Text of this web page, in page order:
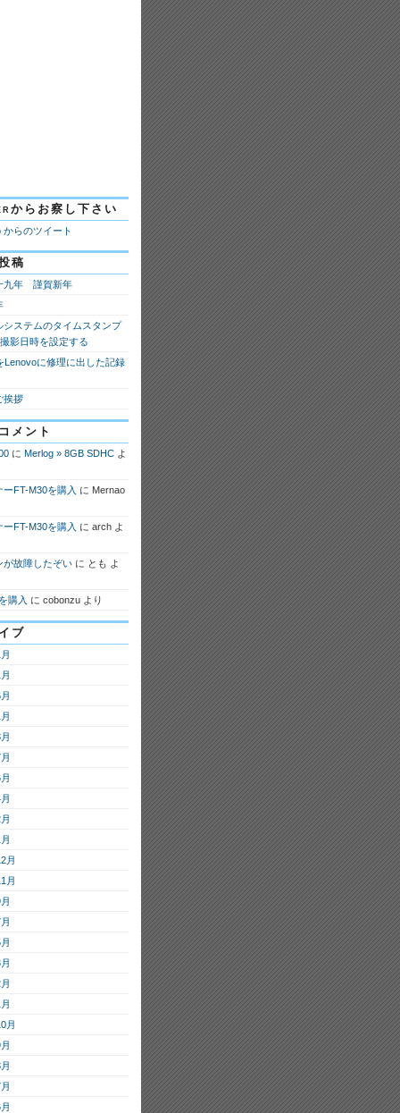
らお察し下さい
からのツイート
稿
九年 謹賀新年
システムのタイムスタンプ
影日時を設定する
Lenovoに修理に出した記録
挨拶
メント
に Merlog » 8GB SDHC よ
ーFT-M30を購入 に Mernao
ーFT-M30を購入 に arch よ
が故障したぞい に とも よ
購入 に cobonzu より
ブ
月
月
月